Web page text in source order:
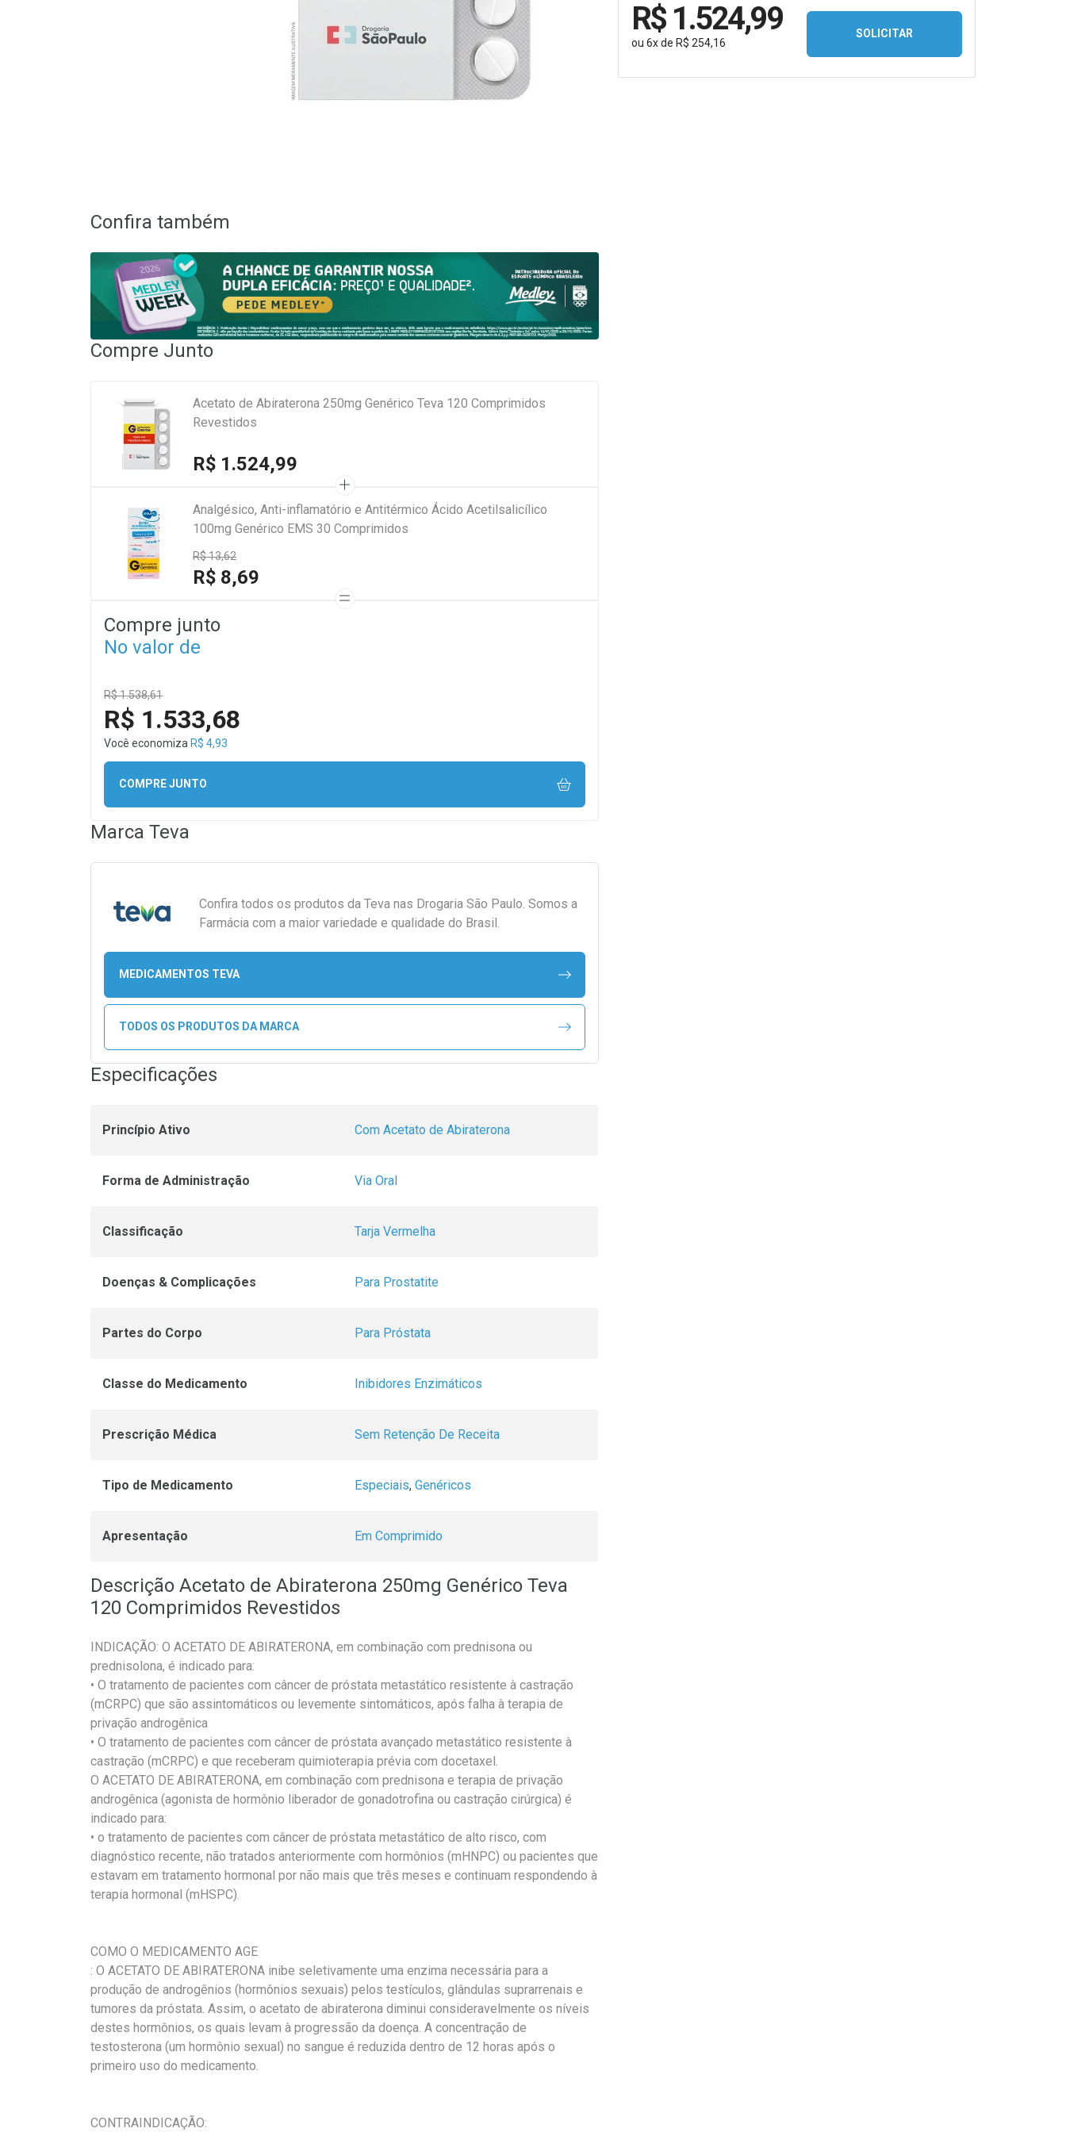
R$ 1.524,99
ou 6xde R$ 254,16
SOLICITAR
Confira também
Compre Junto
Acetato de Abiraterona 250mg Genérico Teva 120 Comprimidos
Revestidos
R$ 1.524,99
Analgésico, Anti-inflamatório e Antitérmico Ácido Acetilsalicílico
100mg Genérico EMS 30 Comprimidos
R$ 13,62
R$ 8,69
Compre junto
No valor de
R$ 1.538,61
R$ 1.533,68
Você economiza R$ 4,93
COMPRE JUNTO
Marca Teva
Confira todos os produtos da Teva nas Drogaria São Paulo. Somos a
Farmácia com a maior variedade e qualidade do Brasil.
MEDICAMENTOS TEVA
TODOS OS PRODUTOS DA MARCA
Especificações
Princípio Ativo Com Acetato de Abiraterona
Forma de Administração Via Oral
Classificação Tarja Vermelha
Doenças & Complicações Para Prostatite
Partes do Corpo Para Próstata
Classe do Medicamento Inibidores Enzimáticos
Prescrição Médica Sem Retenção De Receita
Tipo de Medicamento Especiais, Genéricos
Apresentação Em Comprimido
Descrição Acetato de Abiraterona 250mg Genérico Teva
120 Comprimidos Revestidos
INDICAÇÃO: O ACETATO DE ABIRATERONA, em combinação com prednisona ou
prednisolona, é indicado para:
• O tratamento de pacientes com câncer de próstata metastático resistente à castração
(mCRPC) que são assintomáticos ou levemente sintomáticos, após falha à terapia de
privação androgênica
• O tratamento de pacientes com câncer de próstata avançado metastático resistente à
castração (mCRPC) e que receberam quimioterapia prévia com docetaxel.
O ACETATO DE ABIRATERONA, em combinação com prednisona e terapia de privação
androgênica (agonista de hormônio liberador de gonadotrofina ou castração cirúrgica) é
indicado para:
• o tratamento de pacientes com câncer de próstata metastático de alto risco, com
diagnóstico recente, não tratados anteriormente com hormônios (mHNPC) ou pacientes que
estavam em tratamento hormonal por não mais que três meses e continuam respondendo à
terapia hormonal (mHSPC).
COMO O MEDICAMENTO AGE
: O ACETATO DE ABIRATERONA inibe seletivamente uma enzima necessária para a
produção de androgênios (hormônios sexuais) pelos testículos, glândulas suprarrenais e
tumores da próstata. Assim, o acetato de abiraterona diminui consideravelmente os níveis
destes hormônios, os quais levam à progressão da doença. A concentração de
testosterona (um hormônio sexual) no sangue é reduzida dentro de 12 horas após o
primeiro uso do medicamento.
CONTRAINDICAÇÃO: